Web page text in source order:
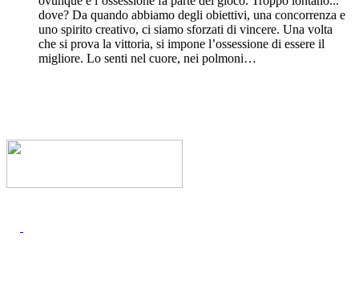
dove? Da quando abbiamo degli obiettivi, una concorrenza e
uno spirito creativo, ci siamo sforzati di vincere. Una volta
che si prova la vittoria, si impone l’ossessione di essere il
migliore. Lo senti nel cuore, nei polmoni…